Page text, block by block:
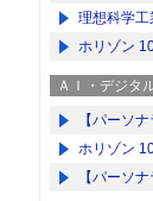
理想科学
ホリゾン
ＡＩ・デジタ
【パーソ
ホリゾン
【パーソ